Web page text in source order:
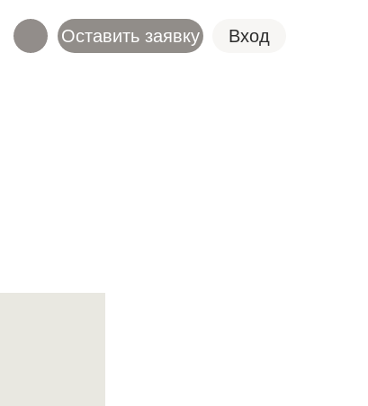
Вход
Оставить заявку